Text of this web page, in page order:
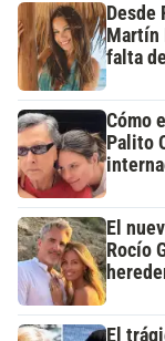
Desde
Martín
falta
Cómo
Palito
El
Rocío
El